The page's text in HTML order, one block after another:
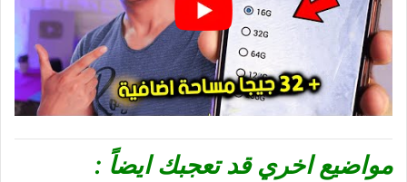
مواضيع اخري قد تعجبك ايضاً :